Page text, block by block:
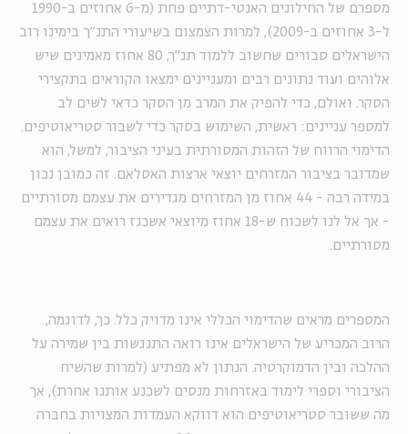
מספרם של החילונים האנטי-דתיים פחת (מ-6 אחוזים ב-1990
ל-3 אחוזים ב-2009), למרות הצמצום בשיעורי התנ"ך בימינו רוב
הישראלים סבורים שחשוב ללמוד תנ"ך, 80 אחוז מאמינים שיש
אלוהים ועוד נתונים רבים ומעניינים ימצאו הקוראים בתקצירי
הסקר. ואולם, כדי להפיק את המרב מן הסקר כדאי לשים לב
למספר עניינים: ראשית, השימוש בסקר כדי לשבור סטריאוטיפים.
הדימוי הרווח של הזהות המסורתית בעיני הציבור, למשל, הוא
שמדובר בציבור המזרחים יוצאי ארצות האסלאם. זה כמובן נכון
במידה רבה - 44 אחוז מן המזרחים מגדירים את עצמם מסורתיים
- אך אל לנו לשכוח ש-18 אחוז מיוצאי אשכנז רואים את עצמם
מסורתיים.
המספרים מראים שהדימוי הכללי אינו מדויק כלל. כך, לדוגמה,
הרוב המכריע של הישראלים אינו רואה התנגשות בין שמירה על
ההלכה ובין הדמוקרטיה. הנתון לא מפתיע (למרות שהשיח
הציבורי וספרי לימוד באזרחות מנסים לשכנע אותנו אחרת), אך
מה ששובר סטריאוטיפים הוא דווקא העמדות המצויות בחברה